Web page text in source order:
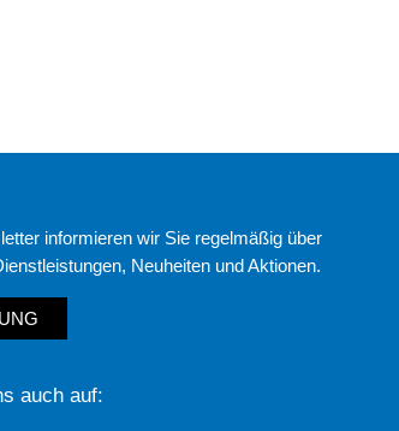
informieren wir Sie regelmäßig über
Neuheiten und Aktionen.
auch auf